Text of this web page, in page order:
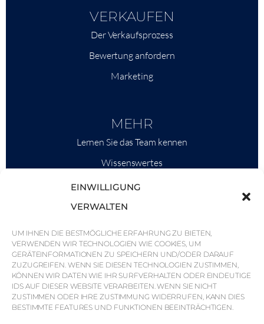
EINWILLIGUNG
VERWALTEN
UM IHNEN DIE BESTMÖGLICHE ERFAHRUNG ZU BIETEN,
VERWENDEN WIR TECHNOLOGIEN WIE COOKIES, UM
GERÄTEINFORMATIONEN ZU SPEICHERN UND/ODER DARAUF
ZUZUGREIFEN. WENN SIE DIESEN TECHNOLOGIEN ZUSTIMMEN,
KÖNNEN WIR DATEN WIE IHR SURFVERHALTEN ODER EINDEUTIGE
IDS AUF DIESER WEBSITE VERARBEITEN. WENN SIE NICHT
ZUSTIMMEN ODER IHRE ZUSTIMMUNG WIDERRUFEN, KANN DIES
BESTIMMTE FEATURES UND FUNKTIONEN BEEINTRÄCHTIGEN.
VERKAUFEN
Der Verkaufsprozess
Bewertung anfordern
Marketing
MEHR
Lernen Sie das Team kennen
Wissenswertes
Savills
Marktinformationen
Nachrichten & Veranstaltungen
Karten der Region
Gemeinschaft
Karriere